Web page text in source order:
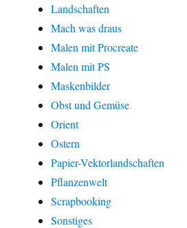
Landschaften
Mach was draus
Malen mit Procreate
Malen mit PS
Maskenbilder
Obst und Gemüse
Orient
Ostern
Papier-Vektorlandschaften
Pflanzenwelt
Scrapbooking
Sonstiges